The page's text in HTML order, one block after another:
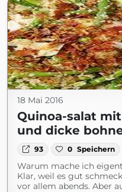
18 Mai 2016
Quinoa-salat
und dicke
93 0 Speichern
Warum mache ich
Klar, weil es gut
vor allem abends. Aber